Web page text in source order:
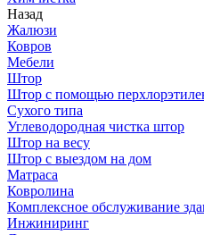
Назад
Жалюзи
Ковров
Мебели
Штор
Штор с помощью
Сухого типа
Углеводородная чистка штор
Штор на весу
Штор с выездом на дом
Матраса
Ковролина
Комплексное обслуживание
Инжиниринг